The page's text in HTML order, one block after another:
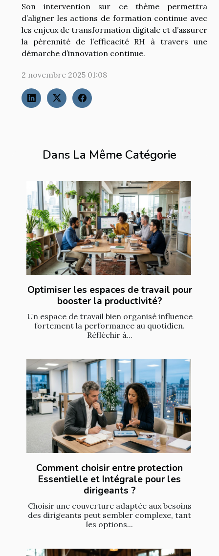
Dans La Même Catégorie
Optimiser les espaces de travail pour
booster la productivité?
Un espace de travail bien organisé influence
fortement la performance au quotidien.
Réfléchir à...
Comment choisir entre protection
Essentielle et Intégrale pour les
dirigeants ?
Choisir une couverture adaptée aux besoins
des dirigeants peut sembler complexe, tant
les options...
Son intervention sur ce thème permettra
d’aligner les actions de formation continue avec
les enjeux de transformation digitale et d’assurer
la pérennité de l’efficacité RH à travers une
démarche d’innovation continue.
2 novembre 2025 01:08